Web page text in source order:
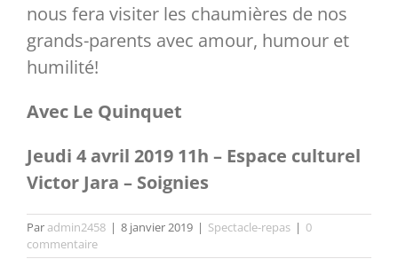
Liens
nous fera visiter les chaumières de nos
grands-parents avec amour, humour et
humilité!
Avec Le Quinquet
Jeudi 4 avril 2019 11h – Espace culturel
Victor Jara – Soignies
Paradmin2458 | 8 janvier 2019 | Spectacle-repas | 0
commentaire